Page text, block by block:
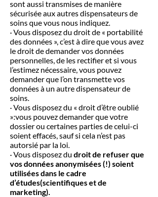
sont aussi transmises de manière
sécurisée aux autres dispensateurs de
soins que vous nous indiquez.
· Vous disposez du droit de « portabilité
des données », c’est à dire que vous avez
le droit de demander vos données
personnelles, de les rectifier et si vous
l’estimez nécessaire, vous pouvez
demander que l’on transmette vos
données à un autre dispensateur de
soins.
· Vous disposez du « droit d’être oublié
»:vous pouvez demander que votre
dossier ou certaines parties de celui-ci
soient effacés, sauf si cela n’est pas
autorsié par la loi.
· Vous disposez du droit de refuser que
vos données anonymisées (!) soient
utilisées dans le cadre
d’études(scientifiques et de
marketing).